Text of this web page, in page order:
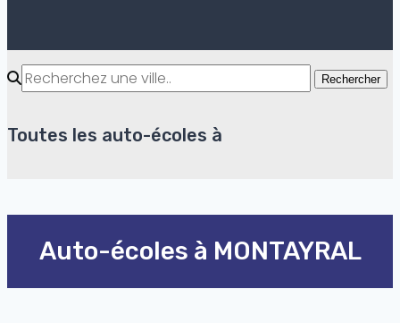
Rechercher
Toutes les auto-écoles à
Auto-écoles à MONTAYRAL